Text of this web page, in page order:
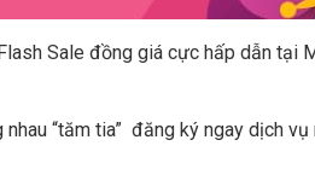
Sale đồng giá cực hấp dẫn tại
“tăm tia” đăng ký ngay dịch vụ